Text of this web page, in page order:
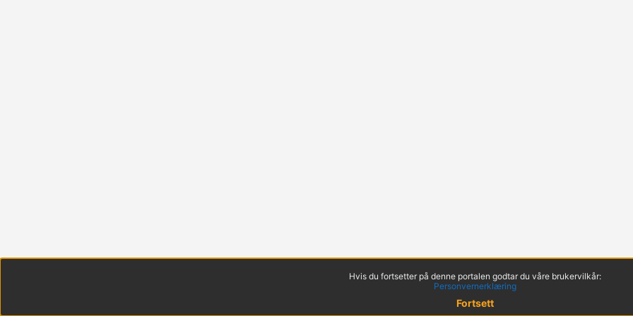
Hvis du fortsetter på denne portalen godtar du våre brukervilkår:
Personvernerklæring
Fortsett